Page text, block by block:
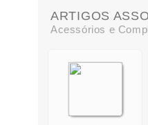
ARTIGOS
Acessórios e